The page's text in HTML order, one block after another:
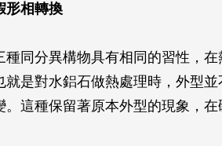
形相轉換
種同分異構物具有相同的習性，
就是對水鋁石做熱處理時，外型
。這種保留著原本外型的現象，在